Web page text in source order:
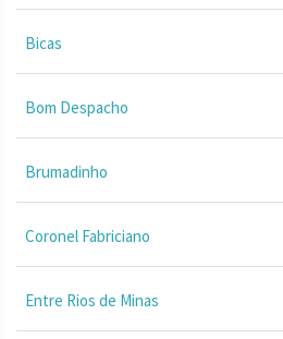
Bicas
Bom Despacho
Brumadinho
Coronel Fabriciano
Entre Rios de Minas